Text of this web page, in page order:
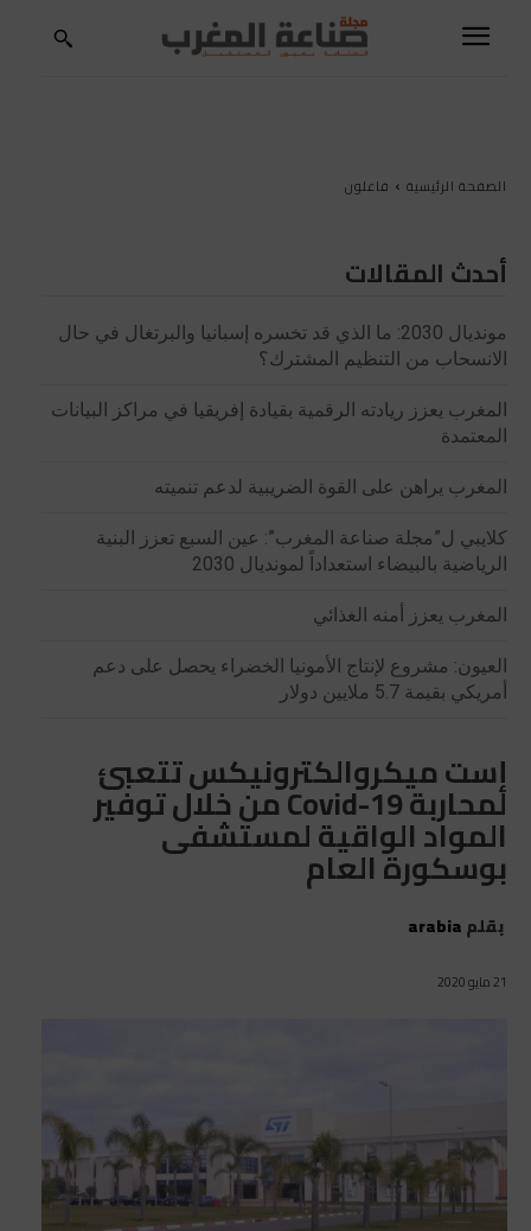
الصفحة الرئيسية فاعلون
أحدث المقالات
مونديال 2030: ما الذي قد تخسره إسبانيا والبرتغال في حال
الانسحاب من التنظيم المشترك؟
المغرب يعزز ريادته الرقمية بقيادة إفريقيا في مراكز البيانات
المعتمدة
المغرب يراهن على القوة الضريبية لدعم تنميته
كلايبي ل”مجلة صناعة المغرب”: عين السبع تعزز البنية
الرياضية بالبيضاء استعداداً لمونديال 2030
المغرب يعزز أمنه الغذائي
العيون: مشروع لإنتاج الأمونيا الخضراء يحصل على دعم
أمريكي بقيمة 5.7 ملايين دولار
إست ميكروالكترونيكس تتعبئ
لمحاربة Covid-19 من خلال توفير
المواد الواقية لمستشفى
بوسكورة العام
بقلمarabia
21 مايو 2020